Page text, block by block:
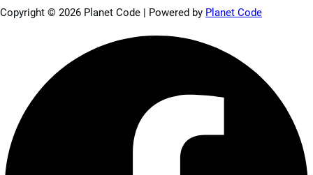
Copyright © 2026 Planet Code | Powered by Planet Code